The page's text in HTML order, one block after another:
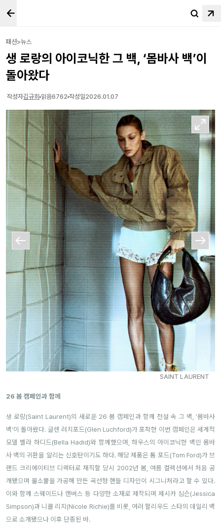
패션>뉴스
생 로랑의 아이코닉한 그 백, ‘몸바사 백’이
돌아왔다
작성자김규희 읽음6762 작성일2026.01.07
SAINT LAURENT
26 봄 캠페인과 함께
생 로랑(Saint Laurent)의 새로운 26 봄 캠페인과 함께 전설 속 그 백, ‘몸바사
백’이 돌아왔다. 글렌 러치포드(Glen Luchford)가 포착한 이번 캠페인은 세계적
모델 벨라 하디드(Bella Hadid)와 함께했으며, 하우스의 아이코닉한 백인 몸바
사 백의 귀환을 알리는 신호탄이기도 하다. 해당 제품은 톰 포드(Tom Ford)가 브
랜드 크리에이티브 디렉터로 재직할 당시 2002년 봄, 여름 컬렉션에서 처음 공
개됐으며 물소뿔을 가공해 만든 곡선형 핸들 디자인이 시그니처라고 할 수 있다.
이와 함께 스웨이드나 캔버스 등 다양한 소재로 제작되며 제시카 심슨(Jessica
Simpson)과 니콜 리치(Nicole Richie)를 비롯, 여러 할리우드 스타의 데일리 백
으로 소개됐으나 이후 단종된 바.